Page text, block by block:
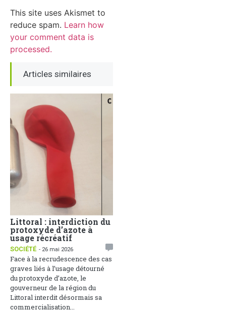
This site uses Akismet to
reduce spam. Learn how
your comment data is
processed.
Articles similaires
Littoral : interdiction du
protoxyde d’azote à
usage récréatif
SOCIÉTÉ - 26 mai 2026
Face à la recrudescence des cas
graves liés à l’usage détourné
du protoxyde d’azote, le
gouverneur de la région du
Littoral interdit désormais sa
commercialisation...